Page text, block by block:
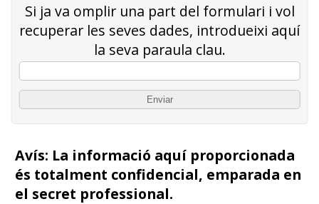
Si ja va omplir una part del formulari i vol
recuperar les seves dades, introdueixi aquí
la seva paraula clau.
Avís: La informació aquí proporcionada
és totalment confidencial, emparada en
el secret professional.